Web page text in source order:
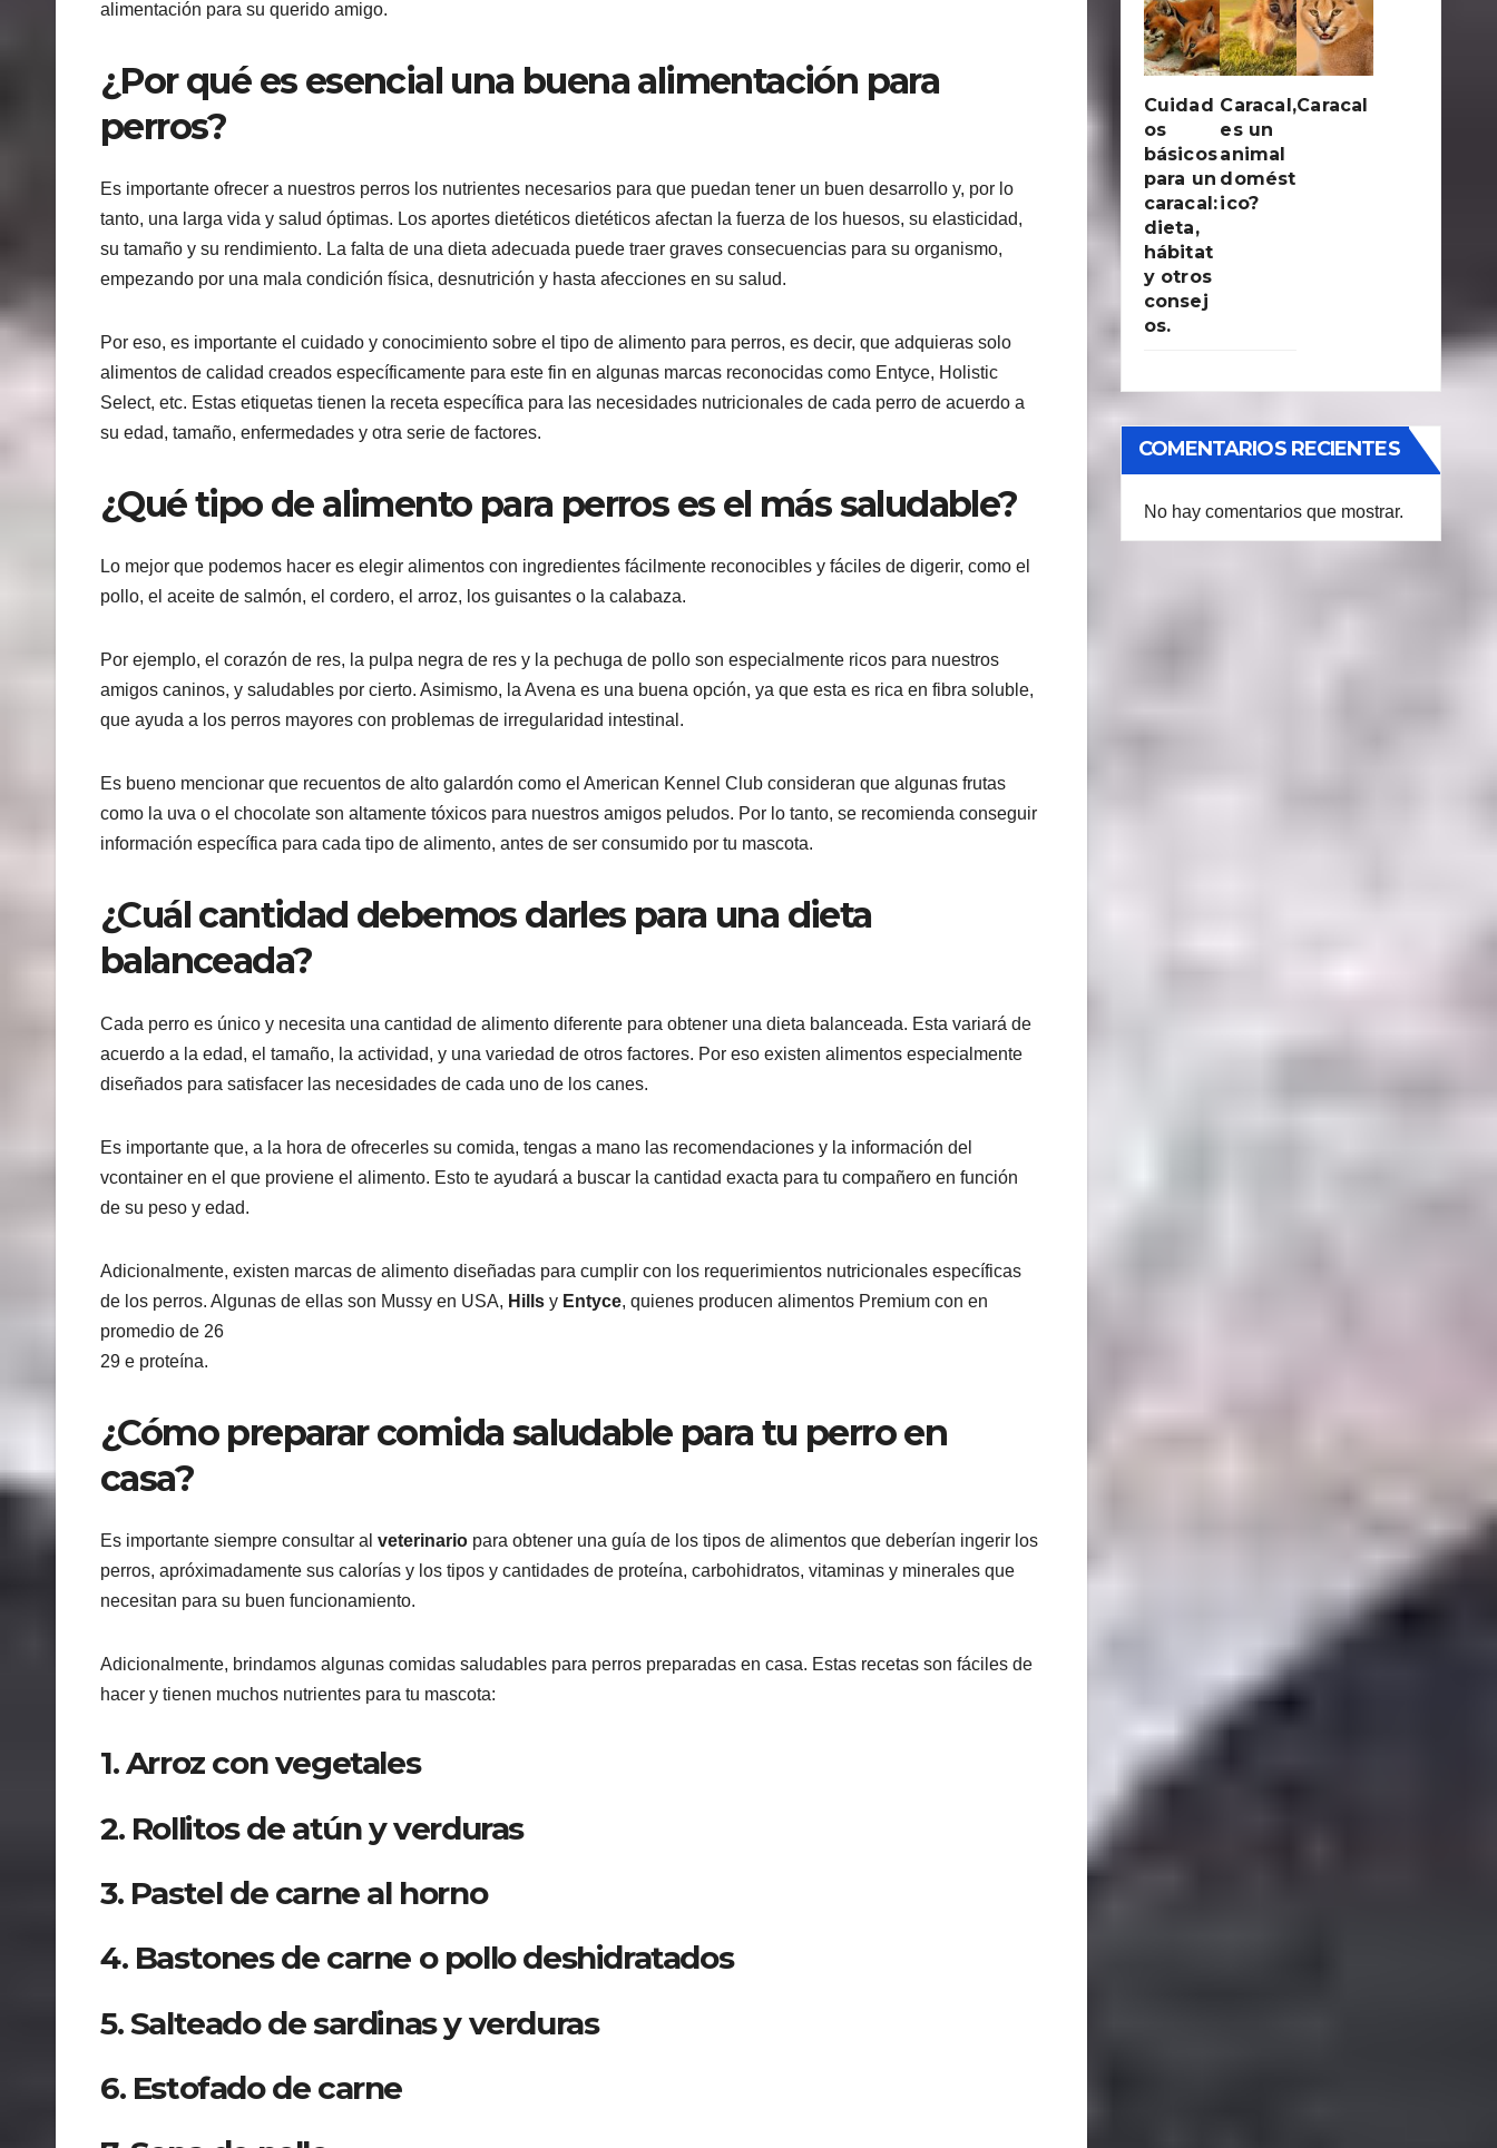
alimentación para su querido amigo.
¿Por qué es esencial una buena alimentación para
perros?
Es importante ofrecer a nuestros perros los nutrientes necesarios para que puedan tener un buen desarrollo y, por lo
tanto, una larga vida y salud óptimas. Los aportes dietéticos dietéticos afectan la fuerza de los huesos, su elasticidad,
su tamaño y su rendimiento. La falta de una dieta adecuada puede traer graves consecuencias para su organismo,
empezando por una mala condición física, desnutrición y hasta afecciones en su salud.
Por eso, es importante el cuidado y conocimiento sobre el tipo de alimento para perros, es decir, que adquieras solo
alimentos de calidad creados específicamente para este fin en algunas marcas reconocidas como Entyce, Holistic
Select, etc. Estas etiquetas tienen la receta específica para las necesidades nutricionales de cada perro de acuerdo a
su edad, tamaño, enfermedades y otra serie de factores.
¿Qué tipo de alimento para perros es el más saludable?
Lo mejor que podemos hacer es elegir alimentos con ingredientes fácilmente reconocibles y fáciles de digerir, como el
pollo, el aceite de salmón, el cordero, el arroz, los guisantes o la calabaza.
Por ejemplo, el corazón de res, la pulpa negra de res y la pechuga de pollo son especialmente ricos para nuestros
amigos caninos, y saludables por cierto. Asimismo, la Avena es una buena opción, ya que esta es rica en fibra soluble,
que ayuda a los perros mayores con problemas de irregularidad intestinal.
Es bueno mencionar que recuentos de alto galardón como el American Kennel Club consideran que algunas frutas
como la uva o el chocolate son altamente tóxicos para nuestros amigos peludos. Por lo tanto, se recomienda conseguir
información específica para cada tipo de alimento, antes de ser consumido por tu mascota.
¿Cuál cantidad debemos darles para una dieta
balanceada?
Cada perro es único y necesita una cantidad de alimento diferente para obtener una dieta balanceada. Esta variará de
acuerdo a la edad, el tamaño, la actividad, y una variedad de otros factores. Por eso existen alimentos especialmente
diseñados para satisfacer las necesidades de cada uno de los canes.
Es importante que, a la hora de ofrecerles su comida, tengas a mano las recomendaciones y la información del
vcontainer en el que proviene el alimento. Esto te ayudará a buscar la cantidad exacta para tu compañero en función
de su peso y edad.
Adicionalmente, existen marcas de alimento diseñadas para cumplir con los requerimientos nutricionales específicas
de los perros. Algunas de ellas son Mussy en USA, Hills y Entyce, quienes producen alimentos Premium con en
promedio de 26
29 e proteína.
¿Cómo preparar comida saludable para tu perro en
casa?
Es importante siempre consultar al veterinario para obtener una guía de los tipos de alimentos que deberían ingerir los
perros, apróximadamente sus calorías y los tipos y cantidades de proteína, carbohidratos, vitaminas y minerales que
necesitan para su buen funcionamiento.
Adicionalmente, brindamos algunas comidas saludables para perros preparadas en casa. Estas recetas son fáciles de
hacer y tienen muchos nutrientes para tu mascota:
1. Arroz con vegetales
2. Rollitos de atún y verduras
3. Pastel de carne al horno
4. Bastones de carne o pollo deshidratados
5. Salteado de sardinas y verduras
6. Estofado de carne
Cuidad
os
básicos
para un
caracal:
dieta,
hábitat
y otros
consej
os.
Caracal,
es un
animal
domést
ico?
Caracal
COMENTARIOS RECIENTES
No hay comentarios que mostrar.